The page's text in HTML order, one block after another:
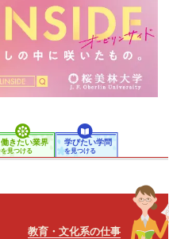
働きたい業界
を見つける
学びたい学問
を見つける
教育・文化系の仕事